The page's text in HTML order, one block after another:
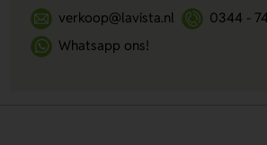
verkoop@lavista.nl
0344 -
Whatsapp ons!